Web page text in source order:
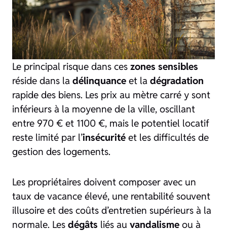
Le principal risque dans ces zones sensibles
réside dans la délinquance et la dégradation
rapide des biens. Les prix au mètre carré y sont
inférieurs à la moyenne de la ville, oscillant
entre 970 € et 1100 €, mais le potentiel locatif
reste limité par l’insécurité et les difficultés de
gestion des logements.
Les propriétaires doivent composer avec un
taux de vacance élevé, une rentabilité souvent
illusoire et des coûts d’entretien supérieurs à la
normale. Les dégâts liés au vandalisme ou à